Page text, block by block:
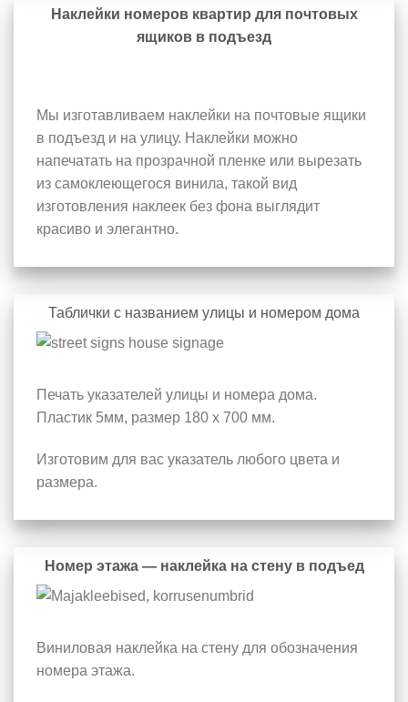
Наклейки номеров квартир для почтовых
ящиков в подъезд
Мы изготавливаем наклейки на почтовые ящики
в подъезд и на улицу. Наклейки можно
напечатать на прозрачной пленке или вырезать
из самоклеющегося винила, такой вид
изготовления наклеек без фона выглядит
красиво и элегантно.
Таблички с названием улицы и номером дома
Печать указателей улицы и номера дома.
Пластик 5мм, размер 180 х 700 мм.
Изготовим для вас указатель любого цвета и
размера.
Номер этажа — наклейка на стену в подъед
Виниловая наклейка на стену для обозначения
номера этажа.